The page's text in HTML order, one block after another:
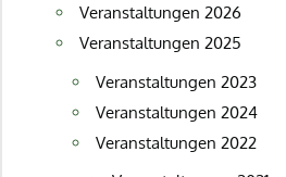
Veranstaltungen 2026
Veranstaltungen 2025
Veranstaltungen 2023
Veranstaltungen 2024
Veranstaltungen 2022